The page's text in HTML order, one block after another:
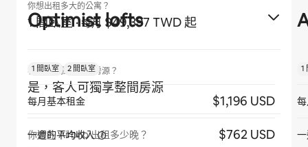
你想出租多大的公寓？
1 間臥室·每月 $49,397 TWD 起
客人是否獨享整間房源？
是，客人可獨享整間房源
你會在 Airbnb 出租多少晚？
Optimist lofts
1 間臥室 2 間臥室
每月基本租金 $1,196 USD
一週的平均收入 $762 USD
1